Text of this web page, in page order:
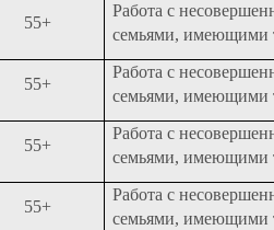
55+
Работа с
семьями, имеющими
55+
Работа с
семьями, имеющими
55+
Работа с
семьями, имеющими
55+
Работа с
семьями, имеющими